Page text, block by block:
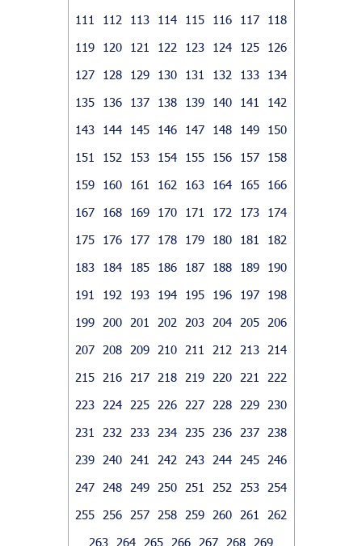
111
112 113 114 115 116 117
118
119
120 121 122 123 124 125
126
127
128 129 130 131 132 133
134
135
136 137 138 139 140 141
142
143
144 145 146 147 148 149
150
151
152 153 154 155 156 157
158
159
160 161 162 163 164 165
166
167
168 169 170 171 172 173
174
175
176 177 178 179 180 181
182
183
184 185 186 187 188 189
190
191
192 193 194 195 196 197
198
199
200 201 202 203 204 205
206
207
208 209 210 211 212 213
214
215
216 217 218 219 220 221
222
223
224 225 226 227 228 229
230
231
232 233 234 235 236 237
238
239
240 241 242 243 244 245
246
247
248 249 250 251 252 253
254
255
256 257 258 259 260 261
262
263
264 265 266 267 268 269